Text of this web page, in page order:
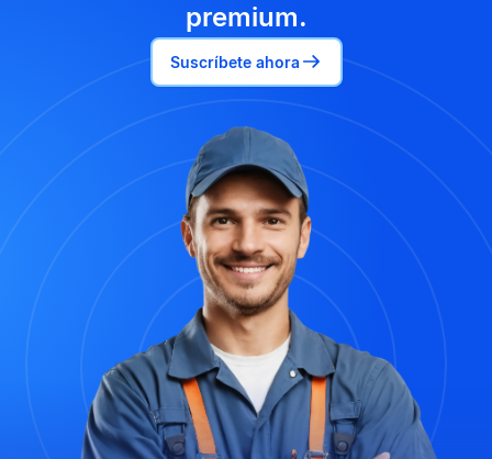
premium.
Suscríbete ahora